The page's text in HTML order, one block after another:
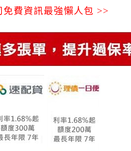
費資訊最強懶人包 >>